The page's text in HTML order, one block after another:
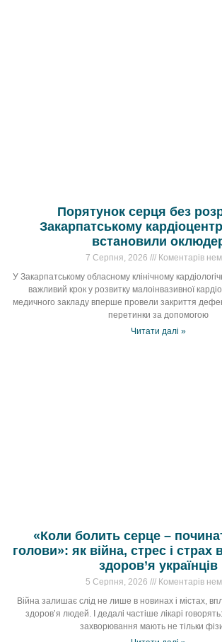
Порятунок серця без
Закарпатському
встановили
7 Серпня, 2026
Коментарів
У Закарпатському обласному клінічному
важливий крок у розвитку малоінвазивної
медичного закладу вперше провели закриття
перетинки за допомогою
Читати далі »
«Коли болить серце –
голови»: як війна, стрес і
здоров’я українців
5 Серпня, 2026
Коментарів
Війна залишає слід не лише в новинах і містах,
здоров’я людей. І дедалі частіше лікарі
захворювання мають не тільки